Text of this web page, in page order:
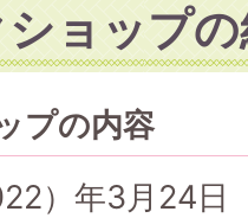
ョップ
プの内容
）年3月24日